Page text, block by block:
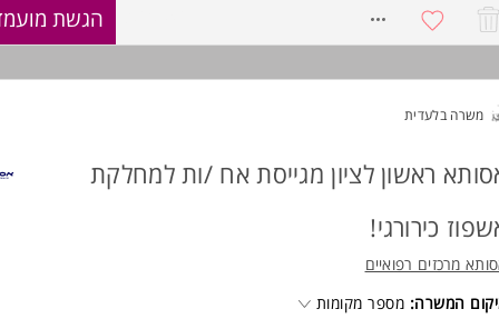
דרישות:
ראשון מוכר באחיות - חובה.
קודם בתחום האחיות מבית חולים- חובה.
על בסיסי בטיפול נמרץ משולב,טיפול נמרץ ילדים, רופאת חירום, שבץ-
משרות ומידע על אסותא מרכזים רפואיים >
הגשת
משרה בלעדית
ראשון לציון מגייסת אח /ות למחלקת
כירורגי!
מרכזים רפואיים
המשרה: מספר מקומות